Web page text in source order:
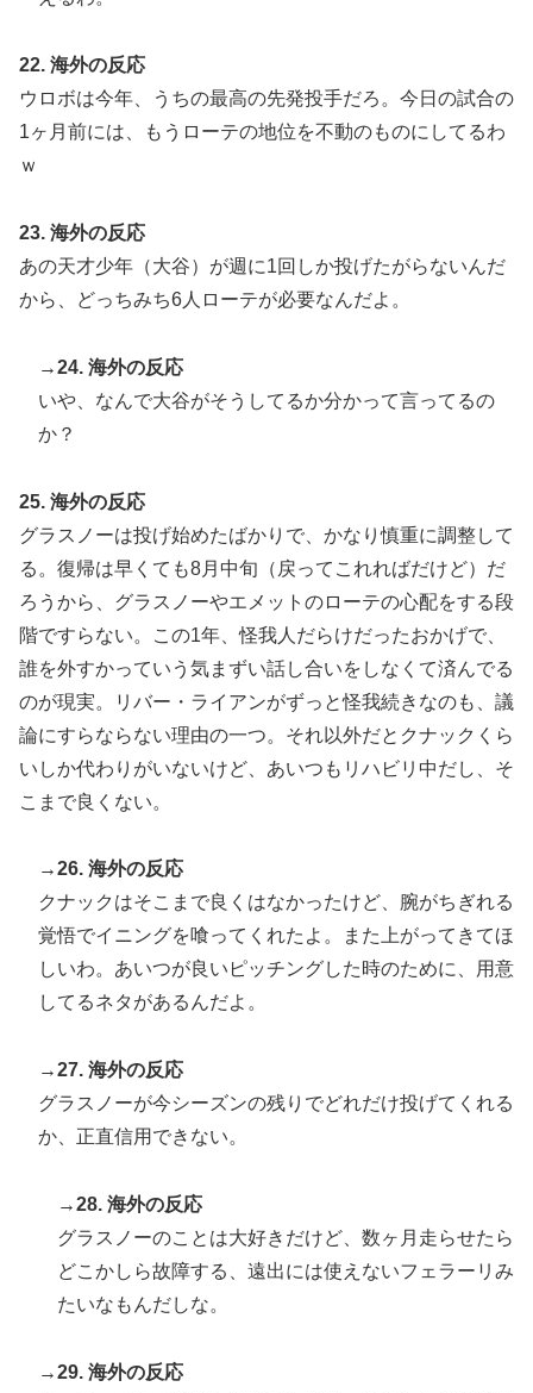
22. 海外の反応
ウロボは今年、うちの最高の先発投手だろ。今日の試合の
1ヶ月前には、もうローテの地位を不動のものにしてるわ
ｗ
23. 海外の反応
あの天才少年（大谷）が週に1回しか投げたがらないんだ
から、どっちみち6人ローテが必要なんだよ。
→24. 海外の反応
いや、なんで大谷がそうしてるか分かって言ってるの
か？
25. 海外の反応
グラスノーは投げ始めたばかりで、かなり慎重に調整して
る。復帰は早くても8月中旬（戻ってこれればだけど）だ
ろうから、グラスノーやエメットのローテの心配をする段
階ですらない。この1年、怪我人だらけだったおかげで、
誰を外すかっていう気まずい話し合いをしなくて済んでる
のが現実。リバー・ライアンがずっと怪我続きなのも、議
論にすらならない理由の一つ。それ以外だとクナックくら
いしか代わりがいないけど、あいつもリハビリ中だし、そ
こまで良くない。
→26. 海外の反応
クナックはそこまで良くはなかったけど、腕がちぎれる
覚悟でイニングを喰ってくれたよ。また上がってきてほ
しいわ。あいつが良いピッチングした時のために、用意
してるネタがあるんだよ。
→27. 海外の反応
グラスノーが今シーズンの残りでどれだけ投げてくれる
か、正直信用できない。
→28. 海外の反応
グラスノーのことは大好きだけど、数ヶ月走らせたら
どこかしら故障する、遠出には使えないフェラーリみ
たいなもんだしな。
→29. 海外の反応